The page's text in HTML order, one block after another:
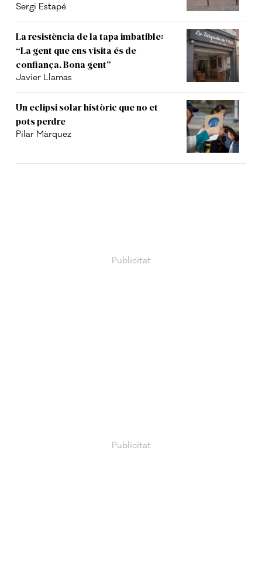
Sergi Estapé
La resistència de la tapa imbatible:
“La gent que ens visita és de
confiança. Bona gent”
Javier Llamas
Un eclipsi solar històric que no et
pots perdre
Pilar Màrquez